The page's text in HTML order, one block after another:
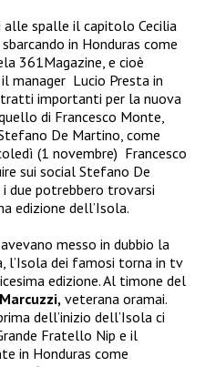
alle spalle il capitolo Cecilia
in Honduras come
361Magazine, e cioè
manager Lucio Presta in
importanti per la nuova
di Francesco Monte,
De Martino, come
(1 novembre) Francesco
sui social Stefano De
due potrebbero trovarsi
edizione dell’Isola.
messo in dubbio la
l’Isola dei famosi torna in tv
edizione. Al timone del
veterana oramai.
dell’inizio dell’Isola ci
Fratello Nip e il
in Honduras come